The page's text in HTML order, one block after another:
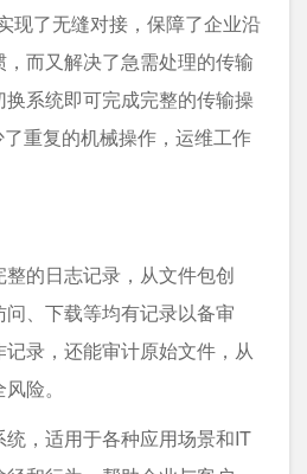
现了无缝对接，保障了企业沿
而又解决了急需处理的传输
系统即可完成完整的传输操
重复的机械操作，运维工作
的日志记录，从文件包创
、下载等均有记录以备审
录，还能审计原始文件，从
险。
，适用于各种应用场景和IT